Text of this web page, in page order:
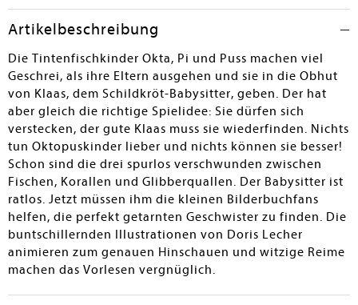
Reimform und wunderschönen Illustrationen. Infotexte
zu verschiedenen Meeresbewohnern in den
Buchklappen runden das Bilderbuch ab. – Allen
Beständen sehr zur Anschaffung empfohlen.
Dorothee Rensen
Artikelbeschreibung
Die Tintenfischkinder Okta, Pi und Puss machen viel
Geschrei, als ihre Eltern ausgehen und sie in die Obhut
von Klaas, dem Schildkröt-Babysitter, geben. Der hat
aber gleich die richtige Spielidee: Sie dürfen sich
verstecken, der gute Klaas muss sie wiederfinden. Nichts
tun Oktopuskinder lieber und nichts können sie besser!
Schon sind die drei spurlos verschwunden zwischen
Fischen, Korallen und Glibberquallen. Der Babysitter ist
ratlos. Jetzt müssen ihm die kleinen Bilderbuchfans
helfen, die perfekt getarnten Geschwister zu finden. Die
buntschillernden Illustrationen von Doris Lecher
animieren zum genauen Hinschauen und witzige Reime
machen das Vorlesen vergnüglich.